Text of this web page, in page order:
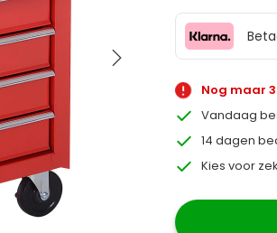
Nog maar
Vandaag
14 dagen
Kies voor